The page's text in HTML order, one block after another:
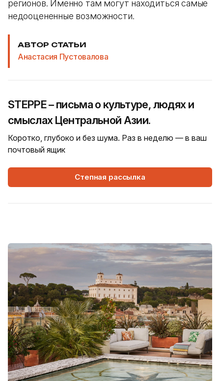
регионов. Именно там могут находиться самые
недооцененные возможности.
АВТОР СТАТЬИ
Анастасия Пустовалова
STEPPE – письма о культуре, людях и
смыслах Центральной Азии.
Коротко, глубоко и без шума. Раз в неделю — в ваш
почтовый ящик
Степная рассылка